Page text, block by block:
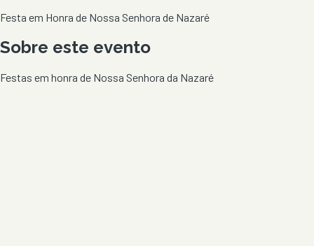
Festa em Honra de Nossa Senhora de Nazaré
Sobre este evento
Festas em honra de Nossa Senhora da Nazaré